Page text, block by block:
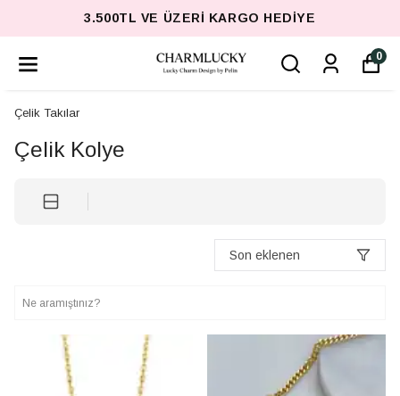
3.500TL VE ÜZERI KARGO HEDIYE
0
Çelik Takılar
Çelik Kolye
Son eklenen